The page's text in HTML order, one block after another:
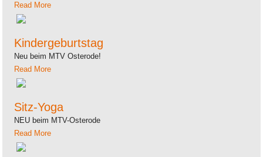
Read More
Kindergeburtstag
Neu beim MTV Osterode!
Read More
Sitz-Yoga
NEU beim MTV-Osterode
Read More